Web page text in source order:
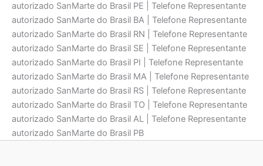
autorizado SanMarte do Brasil PE | Telefone Representante
autorizado SanMarte do Brasil BA | Telefone Representante
autorizado SanMarte do Brasil RN | Telefone Representante
autorizado SanMarte do Brasil SE | Telefone Representante
autorizado SanMarte do Brasil PI | Telefone Representante
autorizado SanMarte do Brasil MA | Telefone Representante
autorizado SanMarte do Brasil RS | Telefone Representante
autorizado SanMarte do Brasil TO | Telefone Representante
autorizado SanMarte do Brasil AL | Telefone Representante
autorizado SanMarte do Brasil PB